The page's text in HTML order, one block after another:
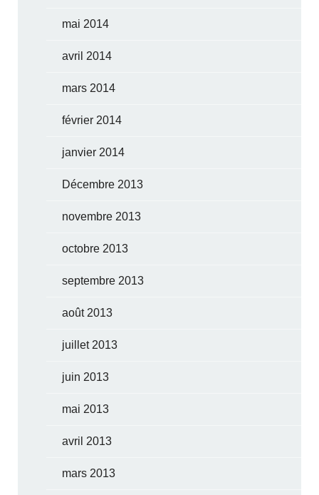
mai 2014
avril 2014
mars 2014
février 2014
janvier 2014
Décembre 2013
novembre 2013
octobre 2013
septembre 2013
août 2013
juillet 2013
juin 2013
mai 2013
avril 2013
mars 2013